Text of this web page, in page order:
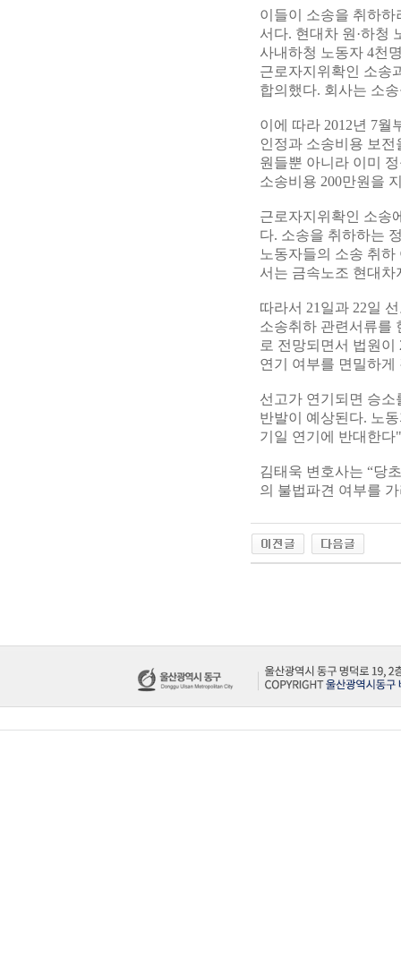
이들이 소송을 취하
서다. 현대차 원·하청
사내하청 노동자 4천
근로자지위확인 소송
합의했다. 회사는 소
이에 따라 2012년 7
인정과 소송비용 보
원들뿐 아니라 이미
소송비용 200만원을
근로자지위확인 소송
다. 소송을 취하하는
노동자들의 소송 취
서는 금속노조 현대
따라서 21일과 22일
소송취하 관련서류를
로 전망되면서 법원
연기 여부를 면밀하
선고가 연기되면 승
반발이 예상된다. 노
기일 연기에 반대한
김태욱 변호사는 “당
의 불법파견 여부를